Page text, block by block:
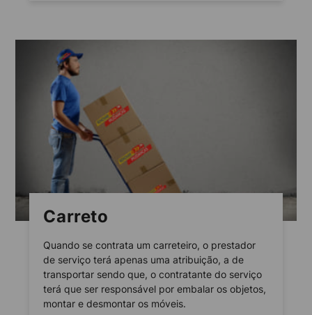
Carreto
Quando se contrata um carreteiro, o prestador
de serviço terá apenas uma atribuição, a de
transportar sendo que, o contratante do serviço
terá que ser responsável por embalar os objetos,
montar e desmontar os móveis.